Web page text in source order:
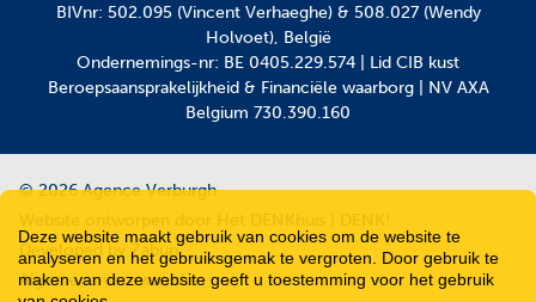
BIVnr: 502.095 (Vincent Verhaeghe) & 508.027 (Wendy
Holvoet), België
Ondernemings-nr: BE 0405.229.574 | Lid CIB kust
Beroepsaansprakelijkheid & Financiële waarborg | NV AXA
Belgium 730.390.160
© 2026 Agence Verburgh
Developed by Zabun
Algemene voorwaarden
Deze website maakt gebruik van cookies om de website te
analyseren en het gebruiksgemak te vergroten. Door gebruik te
maken van deze website geeft u toestemming voor het gebruik